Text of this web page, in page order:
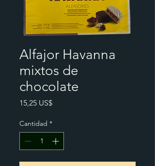
Alfajor Havanna
mixtos de
chocolate
15,25 US$Precio
Cantidad *